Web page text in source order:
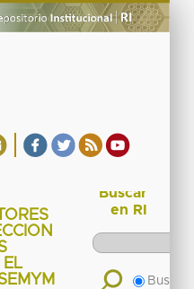
EL
Buscar
en RI
Buscar